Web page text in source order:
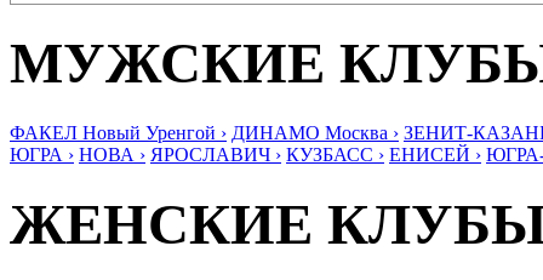
МУЖСКИЕ
ФАКЕЛ Новый Уренгой › ДИНАМО Москва › ЗЕНИТ-
ЮГРА › НОВА › ЯРОСЛАВИЧ › КУЗБАСС › ЕНИСЕЙ ›
ЖЕНСКИЕ